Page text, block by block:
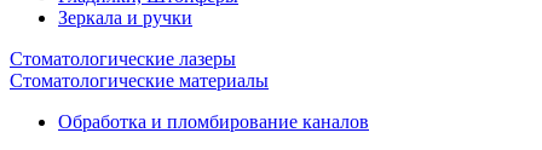
Зеркала и ручки
Стоматологические лазеры
Стоматологические материалы
Обработка и пломбирование каналов